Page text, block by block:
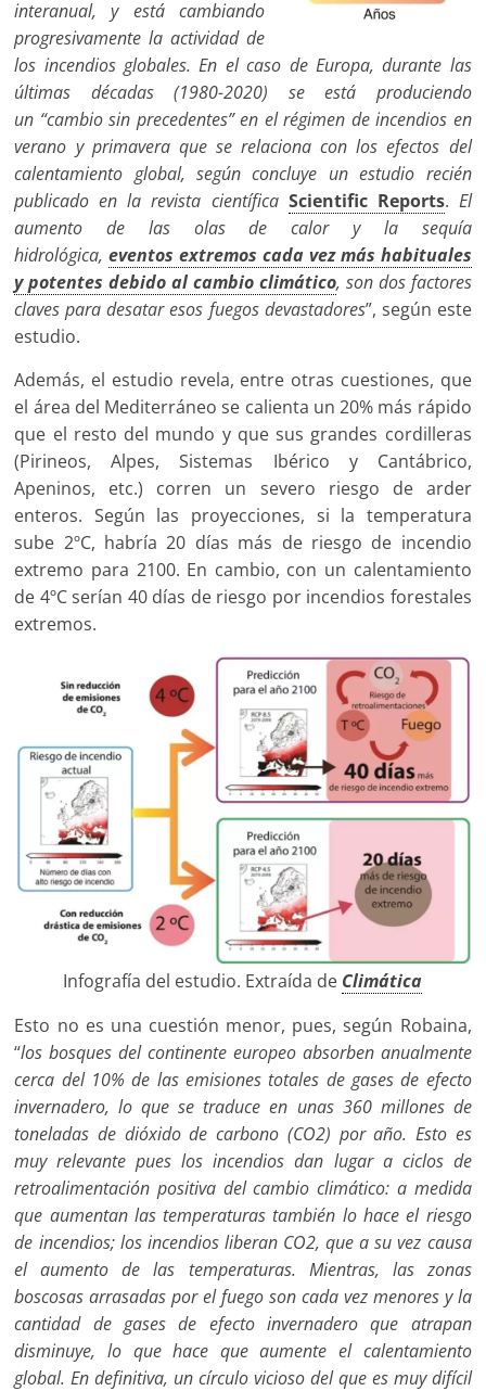
interanual, y está cambiando
progresivamente la actividad de
los incendios globales. En el caso de Europa, durante las
últimas décadas (1980-2020) se está produciendo
un “cambio sin precedentes” en el régimen de incendios en
verano y primavera que se relaciona con los efectos del
calentamiento global, según concluye un estudio recién
publicado en la revista científica Scientific Reports. El
aumento de las olas de calor y la sequía
hidrológica,eventos extremos cada vez más habituales
y potentes debido al cambio climático, son dos factores
claves para desatar esos fuegos devastadores”, según este
estudio.
Además, el estudio revela, entre otras cuestiones, que
el área del Mediterráneo se calienta un 20% más rápido
que el resto del mundo y que sus grandes cordilleras
(Pirineos, Alpes, Sistemas Ibérico y Cantábrico,
Apeninos, etc.) corren un severo riesgo de arder
enteros. Según las proyecciones, si la temperatura
sube 2ºC, habría 20 días más de riesgo de incendio
extremo para 2100. En cambio, con un calentamiento
de 4ºC serían 40 días de riesgo por incendios forestales
extremos.
Infografía del estudio. Extraída de Climática
Esto no es una cuestión menor, pues, según Robaina,
“los bosques del continente europeo absorben anualmente
cerca del 10% de las emisiones totales de gases de efecto
invernadero, lo que se traduce en unas 360 millones de
toneladas de dióxido de carbono (CO2) por año. Esto es
muy relevante pues los incendios dan lugar a ciclos de
retroalimentación positiva del cambio climático: a medida
que aumentan las temperaturas también lo hace el riesgo
de incendios; los incendios liberan CO2, que a su vez causa
el aumento de las temperaturas. Mientras, las zonas
boscosas arrasadas por el fuego son cada vez menores y la
cantidad de gases de efecto invernadero que atrapan
disminuye, lo que hace que aumente el calentamiento
global. En definitiva, un círculo vicioso del que es muy difícil